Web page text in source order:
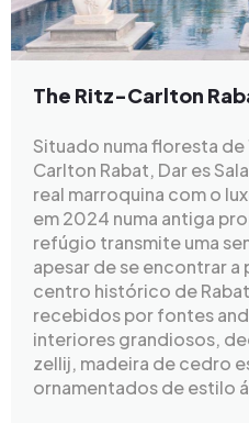
The Ritz-Carlton
Situado numa floresta
Carlton Rabat, Dar es
real marroquina com o
em 2024 numa antiga
refúgio transmite uma
apesar de se encontrar
centro histórico de
recebidos por fontes
interiores grandiosos,
zellij, madeira de cedro
ornamentados de estilo